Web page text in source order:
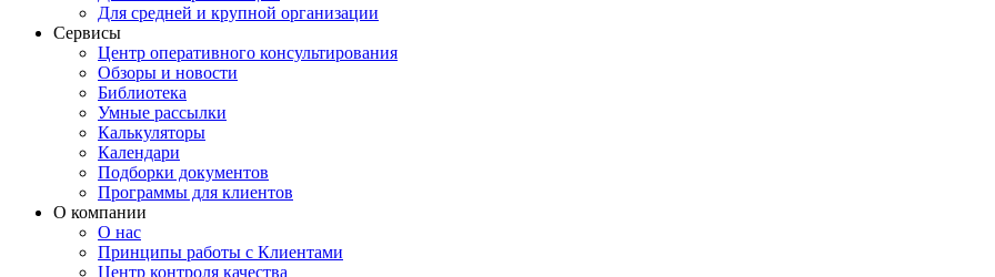
Для средней и крупной организации
Сервисы
Центр оперативного консультирования
Обзоры и новости
Библиотека
Умные рассылки
Калькуляторы
Календари
Подборки документов
Программы для клиентов
О компании
О нас
Принципы работы с Клиентами
Центр контроля качества